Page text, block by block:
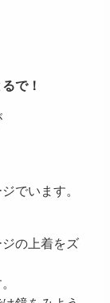
で！
でいます。
の上着をズ